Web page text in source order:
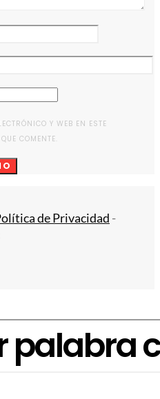
Y WEB EN ESTE
COMENTE.
de Privacidad -